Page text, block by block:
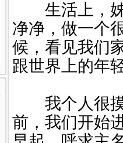
生活上，姊
净净，做一个
候，看见我们
跟世界上的年
我个人很摸
前，我们开始